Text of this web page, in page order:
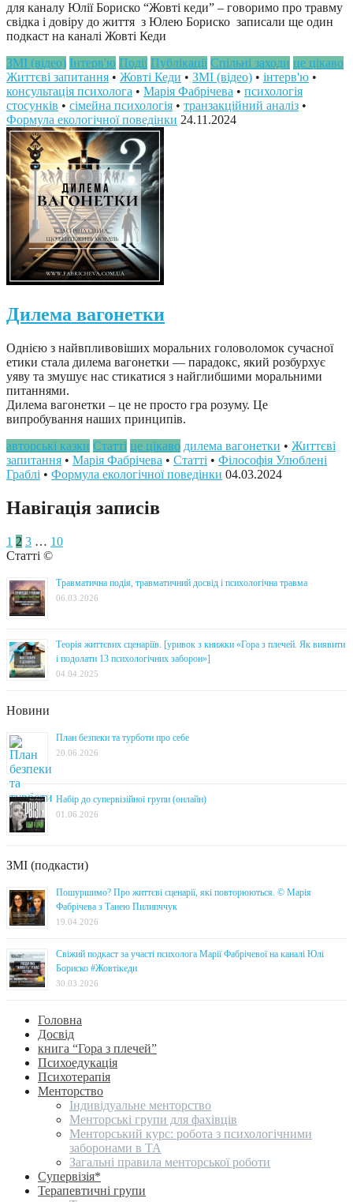
для каналу Юлії Бориско “Жовті кеди” – говоримо про травму
свідка і довіру до життя з Юлею Бориско записали ще один
подкаст на каналі Жовті Кеди
ЗМІ (відео) Інтерв'ю Події Публікації Спільні заходи це цікаво
Життєві запитання • Жовті Кеди • ЗМІ (відео) • інтерв'ю •
консультація психолога • Марія Фабрічева • психологія
стосунків • сімейна психологія • транзакційний аналіз •
Формула екологічної поведінки 24.11.2024
Дилема вагонетки
Однією з найвпливовіших моральних головоломок сучасної
етики стала дилема вагонетки — парадокс, який розбурхує
уяву та змушує нас стикатися з найглибшими моральними
питаннями.
Дилема вагонетки – це не просто гра розуму. Це
випробування наших принципів.
авторські казки Статті це цікаво дилема вагонетки • Життєві
запитання • Марія Фабрічева • Статті • Філософія Улюблені
Граблі • Формула екологічної поведінки 04.03.2024
Навігація записів
1 2 3 … 10
Статті ©
Травматична подія, травматичний досвід і психологічна травма
06.03.2026
Теорія життєвих сценаріїв. [уривок з книжки «Гора з плечей. Як виявити
і подолати 13 психологічних заборон»]
04.04.2025
Новини
План безпеки та турботи про себе
20.06.2026
Набір до супервізійної групи (онлайн)
01.06.2026
ЗМІ (подкасти)
Пошуршимо? Про життєві сценарії, які повторюються. © Марія
Фабрічева з Танею Пилипччук
19.04.2026
Свіжий подкаст за участі психолога Марії Фабрічевої на каналі Юлі
Бориско #Жовтікеди
30.03.2026
Головна
Досвід
книга “Гора з плечей”
Психоедукація
Психотерапія
Менторство
Індивідуальне менторство
Менторські групи для фахівців
Менторський курс: робота з психологічними
заборонами в ТА
Загальні правила менторської роботи
Супервізія*
Терапевтичні групи